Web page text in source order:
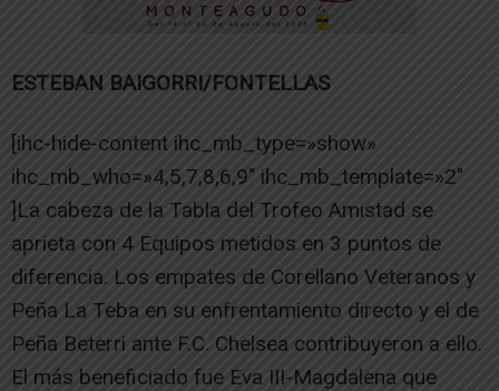
ESTEBAN BAIGORRI/FONTELLAS
[ihc-hide-content ihc_mb_type=»show»
ihc_mb_who=»4,5,7,8,6,9″ ihc_mb_template=»2″
]La cabeza de la Tabla del Trofeo Amistad se
aprieta con 4 Equipos metidos en 3 puntos de
diferencia. Los empates de Corellano Veteranos y
Peña La Teba en su enfrentamiento directo y el de
Peña Beterri ante F.C. Chelsea contribuyeron a ello.
El más beneficiado fue Eva III-Magdalena que